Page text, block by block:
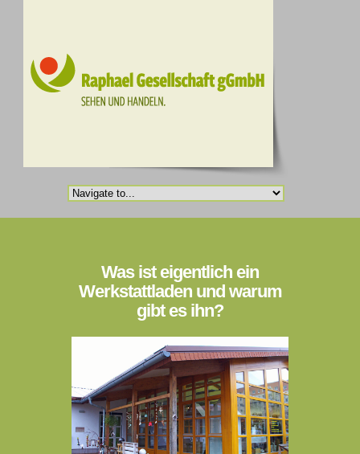
Was ist eigentlich ein
Werkstattladen und warum
gibt es ihn?